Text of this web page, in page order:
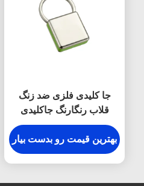
جا کلیدی فلزی ضد زنگ
قلاب رنگارنگ جاکلیدی
مربعی پلاستیکی
بهترین قیمت رو بدست بیار